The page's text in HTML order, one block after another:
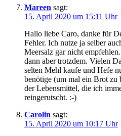
Mareen sagt:
15. April 2020 um 15:11 Uhr
Hallo liebe Caro, danke für
Fehler. Ich nutze ja selber
Meersalz gar nicht
dann aber trotzdem. Vielen
selten Mehl kaufe und Hefe
benötige (um mal ein Brot zu
der Lebensmittel, die ich
reingerutscht. :-)
Carolin sagt:
15. April 2020 um 10:17 Uhr